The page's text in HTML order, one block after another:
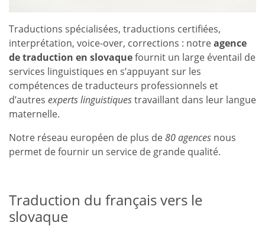
Traductions spécialisées, traductions certifiées,
interprétation, voice-over, corrections : notreagence
de traduction en slovaquefournit un large éventail de
services linguistiques en s’appuyant sur les
compétences de traducteurs professionnels et
d’autres experts linguistiquestravaillant dans leur langue
maternelle.
Notre réseau européen de plus de80 agences nous
permet de fournir un service de grande qualité.
Traduction du français vers le
slovaque